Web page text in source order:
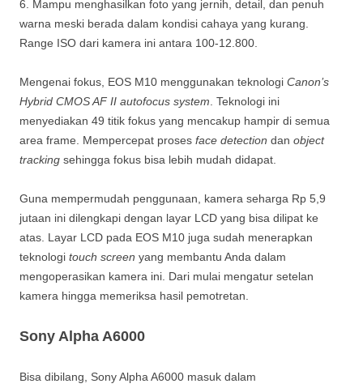
6. Mampu menghasilkan foto yang jernih, detail, dan penuh
warna meski berada dalam kondisi cahaya yang kurang.
Range ISO dari kamera ini antara 100-12.800.
Mengenai fokus, EOS M10 menggunakan teknologi Canon’s
Hybrid CMOS AF II autofocus system . Teknologi ini
menyediakan 49 titik fokus yang mencakup hampir di semua
area frame. Mempercepat proses face detection dan object
tracking sehingga fokus bisa lebih mudah didapat.
Guna mempermudah penggunaan, kamera seharga Rp 5,9
jutaan ini dilengkapi dengan layar LCD yang bisa dilipat ke
atas. Layar LCD pada EOS M10 juga sudah menerapkan
teknologi touch screen yang membantu Anda dalam
mengoperasikan kamera ini. Dari mulai mengatur setelan
kamera hingga memeriksa hasil pemotretan.
Sony Alpha A6000
Bisa dibilang, Sony Alpha A6000 masuk dalam